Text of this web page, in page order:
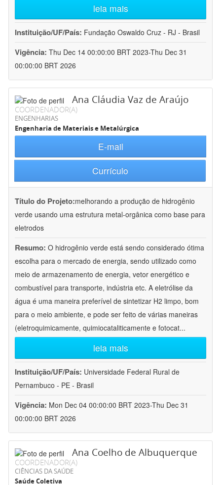
leia mais
Instituição/UF/País: Fundação Oswaldo Cruz - RJ - Brasil
Vigência: Thu Dec 14 00:00:00 BRT 2023-Thu Dec 31
00:00:00 BRT 2026
Ana Cláudia Vaz de Araújo
COORDENADOR(A)
ENGENHARIAS
Engenharia de Materiais e Metalúrgica
E-mail
Currículo
Título do Projeto:melhorando a produção de hidrogênio
verde usando uma estrutura metal-orgânica como base para
eletrodos
Resumo: O hidrogênio verde está sendo considerado ótima
escolha para o mercado de energia, sendo utilizado como
meio de armazenamento de energia, vetor energético e
combustível para transporte, indústria etc. A eletrólise da
água é uma maneira preferível de sintetizar H2 limpo, bom
para o meio ambiente, e pode ser feito de várias maneiras
(eletroquimicamente, quimiocataliticamente e fotocat...
leia mais
Instituição/UF/País: Universidade Federal Rural de
Pernambuco - PE - Brasil
Vigência: Mon Dec 04 00:00:00 BRT 2023-Thu Dec 31
00:00:00 BRT 2026
Ana Coelho de Albuquerque
COORDENADOR(A)
CIÊNCIAS DA SAÚDE
Saúde Coletiva